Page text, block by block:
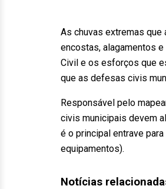
As chuvas extremas que
encostas, alagamentos
Civil e os esforços que
que as defesas civis
Responsável pelo
civis municipais devem
é o principal entrave
equipamentos).
Notícias